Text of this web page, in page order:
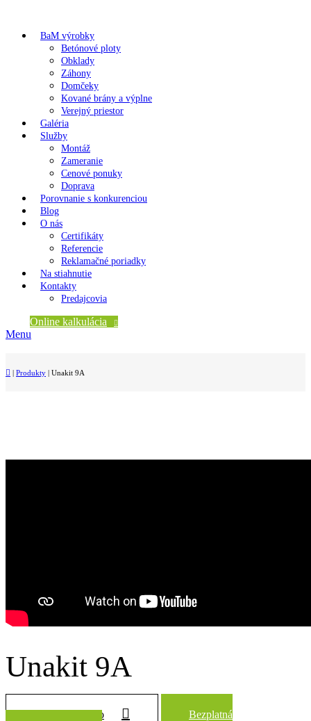
BaM výrobky
Betónové ploty
Obklady
Záhony
Domčeky
Kované brány a výplne
Verejný priestor
Galéria
Služby
Montáž
Zameranie
Cenové ponuky
Doprava
Porovnanie s konkurenciou
Blog
O nás
Certifikáty
Referencie
Reklamačné poriadky
Na stiahnutie
Kontakty
Predajcovia
Online kalkulácia
Menu
| Produkty | Unakit 9A
Unakit 9A
Zobraziť všetko
Bezplatná